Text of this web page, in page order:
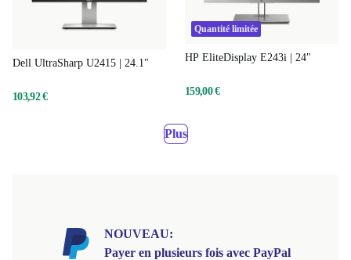
Dell UltraSharp U2415 | 24.1"
103,92 €
Quantité limitée
HP EliteDisplay E243i | 24"
159,00 €
Plus
NOUVEAU:
Payer en plusieurs fois avec PayPal